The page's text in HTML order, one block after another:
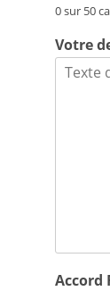
0 sur 50
Votre
Accord